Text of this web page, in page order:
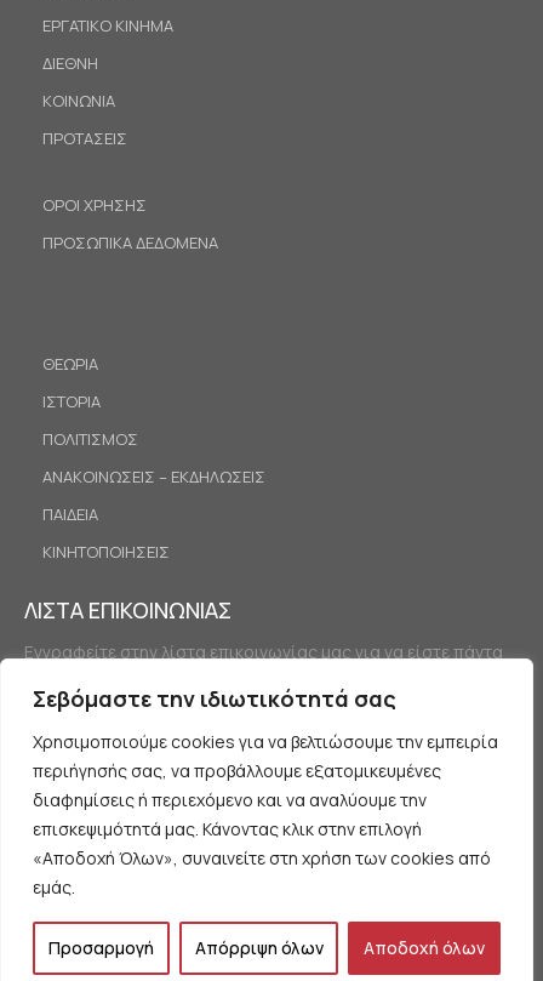
Σεβόμαστε την ιδιωτικότητά σας
Χρησιμοποιούμε cookies για να βελτιώσουμε την εμπειρία
περιήγησής σας, να προβάλλουμε εξατομικευμένες
διαφημίσεις ή περιεχόμενο και να αναλύουμε την
επισκεψιμότητά μας. Κάνοντας κλικ στην επιλογή
«Αποδοχή Όλων», συναινείτε στη χρήση των cookies από
εμάς.
Προσαρμογή Απόρριψη όλων Αποδοχή όλων
ΕΡΓΑΤΙΚΟ ΚΙΝΗΜΑ
ΔΙΕΘΝΗ
ΚΟΙΝΩΝΙΑ
ΠΡΟΤΑΣΕΙΣ
ΟΡΟΙ ΧΡΗΣΗΣ
ΠΡΟΣΩΠΙΚΑ ΔΕΔΟΜΕΝΑ
ΘΕΩΡΙΑ
ΙΣΤΟΡΙΑ
ΠΟΛΙΤΙΣΜΟΣ
ΑΝΑΚΟΙΝΩΣΕΙΣ – ΕΚΔΗΛΩΣΕΙΣ
ΠΑΙΔΕΙΑ
ΚΙΝΗΤΟΠΟΙΗΣΕΙΣ
ΛΙΣΤΑ ΕΠΙΚΟΙΝΩΝΙΑΣ
Εγγραφείτε στην λίστα επικοινωνίας μας για να είστε πάντα
Εγγραφή